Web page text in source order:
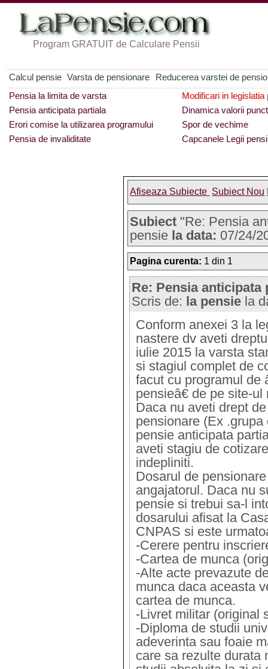
Program GRATUIT de Calculare Pensii
Calcul pensie Varsta de pensionare
Reducerea varstei de
Pensia la limita de varsta
Modificari in legislatia
Pensia anticipata partiala
Dinamica valorii
Erori comise la utilizarea programului
Spor de vechime
Pensia de invaliditate
Capcanele Legii
Afiseaza Subiecte Subiect Nou
Subiect "Re: Pensia
pensie la data: 07/24/
Pagina curenta: 1 din 1
Re: Pensia anticipata
Scris de: la pensie la
Conform anexei 3 la
nastere dv aveti
iulie 2015 la varsta
si stagiul complet de
facut cu programul de
pensieâ€ de pe site-ul
Daca nu aveti drept
pensionare (Ex
pensie anticipata
aveti stagiu de
indepliniti.
Dosarul de
angajatorul. Daca nu
pensie si trebui sa-l
dosarului afisat la
CNPAS si este
-Cerere pentru
-Cartea de munca
-Alte acte prevazute
munca daca aceasta
cartea de munca.
-Livret militar (original
-Diploma de studii
adeverinta sau foaie
care sa rezulte durata